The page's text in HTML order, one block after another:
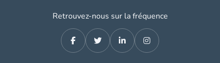
Retrouvez-nous sur la fréquence